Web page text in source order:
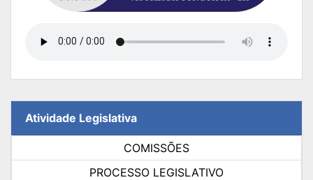
Atividade Legislativa
COMISSÕES
PROCESSO LEGISLATIVO